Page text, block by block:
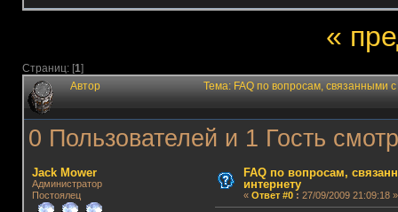
«
Страниц: [1]
Автор Тема: FAQ по вопросам, связанными
0 Пользователей и 1 Гость
Jack Mower
Администратор
Постоялец
FAQ по вопросам,
интернету
« Ответ #0: 27/09/2009 21:09:18 »